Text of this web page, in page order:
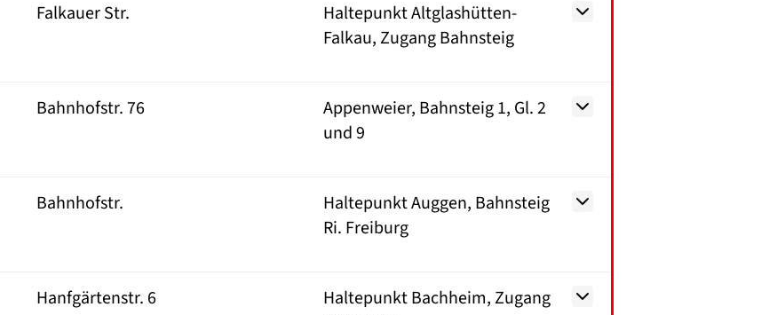
Falkauer Str.
Haltepunkt Altglashütten-
Falkau, Zugang Bahnsteig
Bahnhofstr. 76
Appenweier, Bahnsteig 1, Gl. 2
und 9
Bahnhofstr.
Haltepunkt Auggen, Bahnsteig
Ri. Freiburg
Hanfgärtenstr. 6
Haltepunkt Bachheim, Zugang